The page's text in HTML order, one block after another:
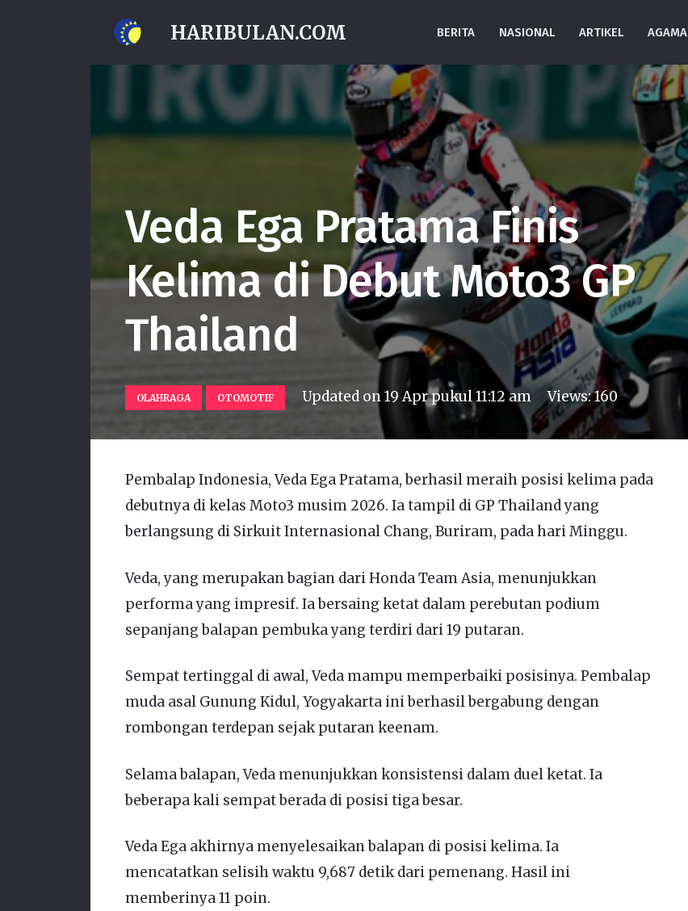
HARIBULAN.COM BERITA NASIONAL ARTIKEL AGAMA
Veda Ega Pratama Finis
Kelima di Debut Moto3 GP
Thailand
OLAHRAGA OTOMOTIF Updated on19 Apr pukul 11:12 am Views:160
Pembalap Indonesia, Veda Ega Pratama, berhasil meraih posisi kelima pada
debutnya di kelas Moto3 musim 2026. Ia tampil di GP Thailand yang
berlangsung di Sirkuit Internasional Chang, Buriram, pada hari Minggu.
Veda, yang merupakan bagian dari Honda Team Asia, menunjukkan
performa yang impresif. Ia bersaing ketat dalam perebutan podium
sepanjang balapan pembuka yang terdiri dari 19 putaran.
Sempat tertinggal di awal, Veda mampu memperbaiki posisinya. Pembalap
muda asal Gunung Kidul, Yogyakarta ini berhasil bergabung dengan
rombongan terdepan sejak putaran keenam.
Selama balapan, Veda menunjukkan konsistensi dalam duel ketat. Ia
beberapa kali sempat berada di posisi tiga besar.
Veda Ega akhirnya menyelesaikan balapan di posisi kelima. Ia
mencatatkan selisih waktu 9,687 detik dari pemenang. Hasil ini
memberinya 11 poin.